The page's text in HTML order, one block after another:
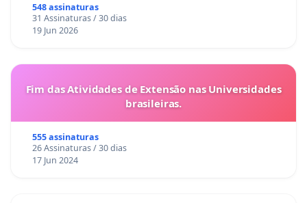
548 assinaturas
31 Assinaturas / 30 dias
19 Jun 2026
Fim das Atividades de Extensão nas Universidades
brasileiras.
555 assinaturas
26 Assinaturas / 30 dias
17 Jun 2024